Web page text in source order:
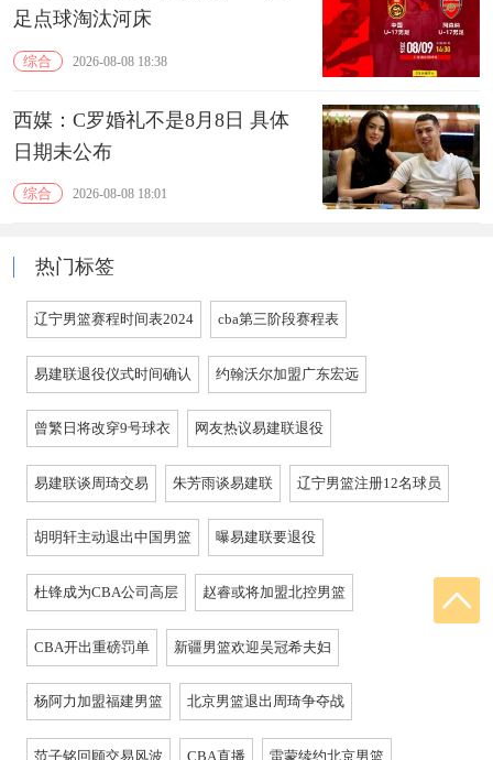
足点球淘汰河床
综合 2026-08-08 18:38
西媒：C罗婚礼不是8月8日 具体
日期未公布
综合 2026-08-08 18:01
热门标签
辽宁男篮赛程时间表2024 cba第三阶段赛程表
易建联退役仪式时间确认 约翰沃尔加盟广东宏远
曾繁日将改穿9号球衣 网友热议易建联退役
易建联谈周琦交易 朱芳雨谈易建联 辽宁男篮注册12名球员
胡明轩主动退出中国男篮 曝易建联要退役
杜锋成为CBA公司高层 赵睿或将加盟北控男篮
CBA开出重磅罚单 新疆男篮欢迎吴冠希夫妇
杨阿力加盟福建男篮 北京男篮退出周琦争夺战
范子铭回顾交易风波 CBA直播 雷蒙续约北京男篮